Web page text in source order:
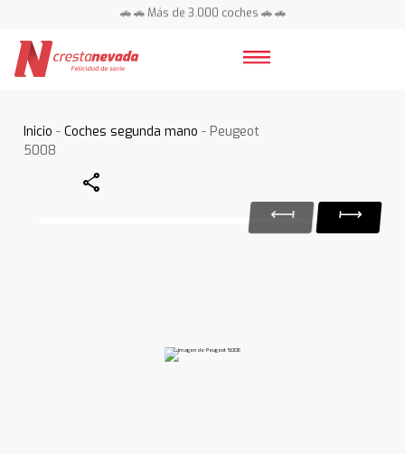
🚗 🚗 Más de 3.000 coches 🚗 🚗
Inicio -Coches segunda mano - Peugeot
5008
Share